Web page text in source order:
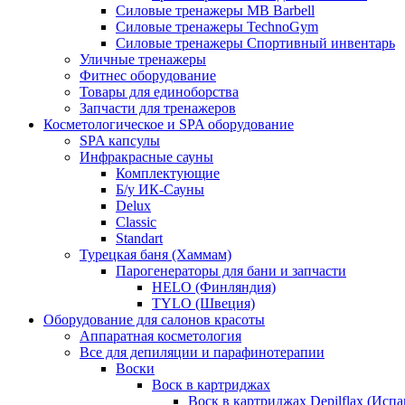
Силовые тренажеры MB Barbell
Силовые тренажеры TechnoGym
Силовые тренажеры Спортивный инвентарь
Уличные тренажеры
Фитнес оборудование
Товары для единоборства
Запчасти для тренажеров
Косметологическое и SPA оборудование
SPA капсулы
Инфракрасные сауны
Комплектующие
Б/у ИК-Сауны
Delux
Classic
Standart
Турецкая баня (Хаммам)
Парогенераторы для бани и запчасти
HELO (Финляндия)
TYLO (Швеция)
Оборудование для салонов красоты
Аппаратная косметология
Все для депиляции и парафинотерапии
Воски
Воск в картриджах
Воск в картриджах Depilflax